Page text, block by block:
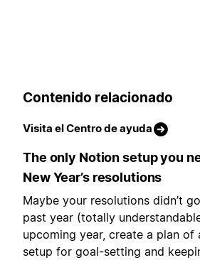
Contenido relacionado
Visita el Centro de ayuda
The only Notion setup you
New Year’s resolutions
Maybe your resolutions didn’t
past year (totally
upcoming year, create a plan of
setup for goal-setting and